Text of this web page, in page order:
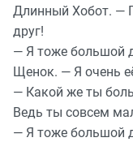
Длинный Хобот. —
друг!
— Я тоже большой
Щенок. — Я очень
— Какой же ты
Ведь ты совсем
— Я тоже большой